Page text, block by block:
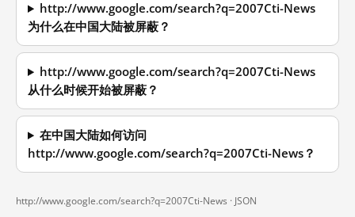
http://www.google.com/search?q=2007Cti-News
为什么在中国大陆被屏蔽？
http://www.google.com/search?q=2007Cti-News
从什么时候开始被屏蔽？
在中国大陆如何访问
http://www.google.com/search?q=2007Cti-News？
http://www.google.com/search?q=2007Cti-News · JSON